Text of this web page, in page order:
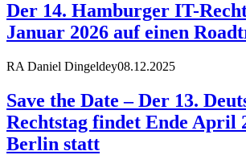
Der 14. Hamburger IT-
Januar 2026 auf einen
RA Daniel Dingeldey08.12.2025
Save the Date – Der 13.
Rechtstag findet Ende April
Berlin statt